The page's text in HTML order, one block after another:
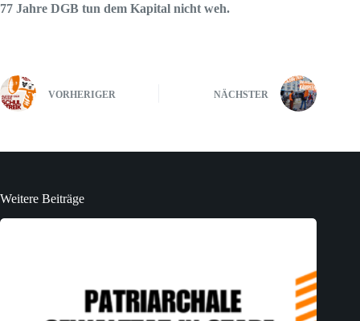
77 Jahre DGB tun dem Kapital nicht weh.
VORHERIGER NÄCHSTER
Weitere Beiträge